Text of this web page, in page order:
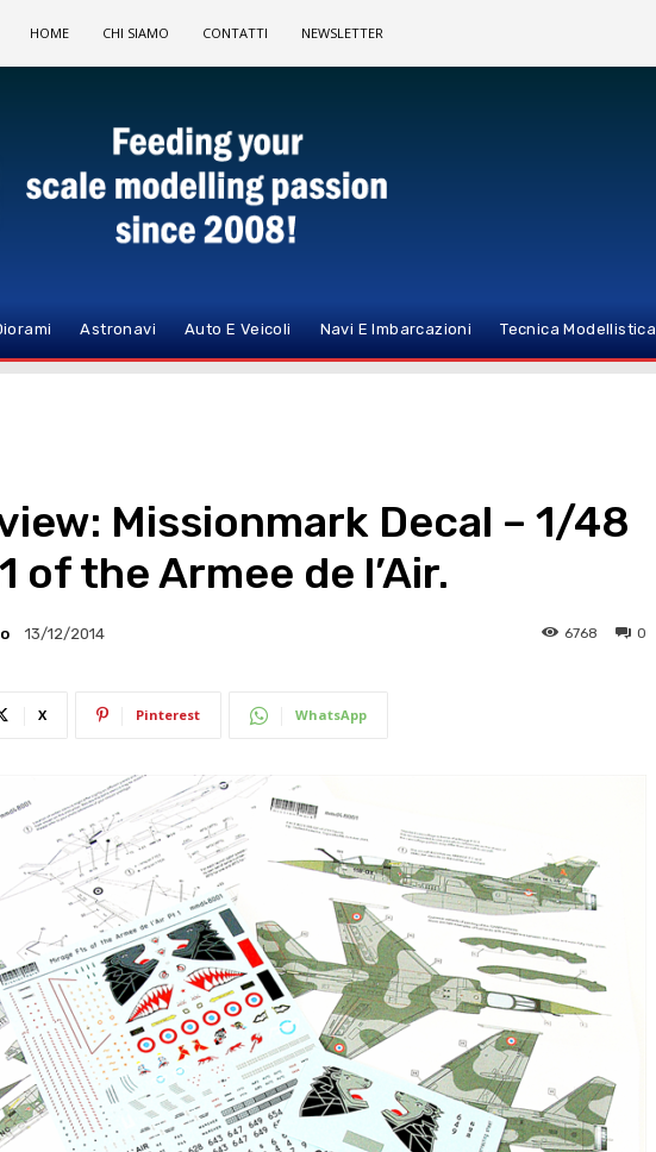
HOME CHI SIAMO CONTATTI NEWSLETTER
Astronavi Auto E Veicoli Navi E Imbarcazioni Tecnica Modellistica
Missionmark Decal – 1/48
of the Armee de l’Air.
13/12/2014 0
6768
X Pinterest WhatsApp